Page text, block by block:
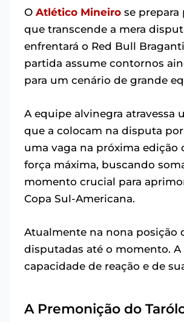
O Atlético Mineiro se
que transcende a mera
enfrentará o Red Bull
partida assume contornos
para um cenário de grande
A equipe alvinegra atravessa
que a colocam na disputa
uma vaga na próxima edição
força máxima, buscando
momento crucial para
Copa Sul-Americana.
Atualmente na nona posição
disputadas até o momento.
capacidade de reação e de
A Premonição do